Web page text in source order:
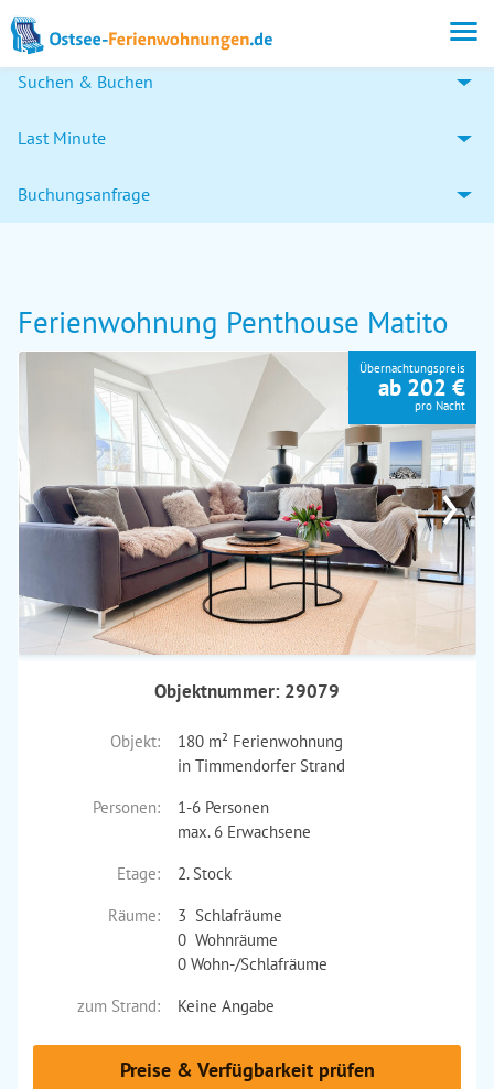
Suchen & Buchen
Last Minute
Buchungsanfrage
Ferienwohnung Penthouse Matito
›
Übernachtungspreis
ab 202 €
pro Nacht
Objektnummer: 29079
Objekt:
180 m² Ferienwohnung
in Timmendorfer Strand
Personen:
1-6 Personen
max. 6 Erwachsene
Etage:
2. Stock
Räume:
3 Schlafräume
0 Wohnräume
0 Wohn-/Schlafräume
zum Strand:
Keine Angabe
Preise & Verfügbarkeit prüfen